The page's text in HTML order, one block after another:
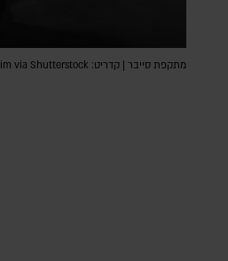
מתקפת סייבר | קדריט: TimmyTimTim via Shutterstock